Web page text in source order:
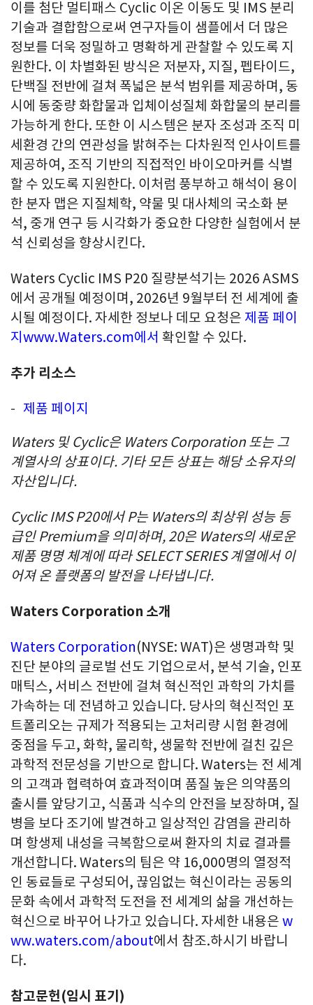
이를 첨단 멀티패스 Cyclic 이온 이동도 및 IMS 분리
기술과 결합함으로써 연구자들이 샘플에서 더 많은
정보를 더욱 정밀하고 명확하게 관찰할 수 있도록 지
원한다. 이 차별화된 방식은 저분자, 지질, 펩타이드,
단백질 전반에 걸쳐 폭넓은 분석 범위를 제공하며, 동
시에 동중량 화합물과 입체이성질체 화합물의 분리를
가능하게 한다. 또한 이 시스템은 분자 조성과 조직 미
세환경 간의 연관성을 밝혀주는 다차원적 인사이트를
제공하여, 조직 기반의 직접적인 바이오마커를 식별
할 수 있도록 지원한다. 이처럼 풍부하고 해석이 용이
한 분자 맵은 지질체학, 약물 및 대사체의 국소화 분
석, 중개 연구 등 시각화가 중요한 다양한 실험에서 분
석 신뢰성을 향상시킨다.
Waters Cyclic IMS P20 질량분석기는 2026 ASMS
에서 공개될 예정이며, 2026년 9월부터 전 세계에 출
시될 예정이다. 자세한 정보나 데모 요청은 제품 페이
지 www.Waters.com에서 확인할 수 있다.
추가 리소스
제품 페이지
Waters 및 Cyclic은 Waters Corporation 또는 그
계열사의 상표이다. 기타 모든 상표는 해당 소유자의
자산입니다.
Cyclic IMS P20에서 P는 Waters의 최상위 성능 등
급인 Premium을 의미하며, 20은 Waters의 새로운
제품 명명 체계에 따라 SELECT SERIES 계열에서 이
어져 온 플랫폼의 발전을 나타냅니다.
Waters Corporation 소개
Waters Corporation(NYSE: WAT)은 생명과학 및
진단 분야의 글로벌 선도 기업으로서, 분석 기술, 인포
매틱스, 서비스 전반에 걸쳐 혁신적인 과학의 가치를
가속하는 데 전념하고 있습니다. 당사의 혁신적인 포
트폴리오는 규제가 적용되는 고처리량 시험 환경에
중점을 두고, 화학, 물리학, 생물학 전반에 걸친 깊은
과학적 전문성을 기반으로 합니다. Waters는 전 세계
의 고객과 협력하여 효과적이며 품질 높은 의약품의
출시를 앞당기고, 식품과 식수의 안전을 보장하며, 질
병을 보다 조기에 발견하고 일상적인 감염을 관리하
며 항생제 내성을 극복함으로써 환자의 치료 결과를
개선합니다. Waters의 팀은 약 16,000명의 열정적
인 동료들로 구성되어, 끊임없는 혁신이라는 공동의
문화 속에서 과학적 도전을 전 세계의 삶을 개선하는
혁신으로 바꾸어 나가고 있습니다. 자세한 내용은 w
ww.waters.com/about에서 참조.하시기 바랍니
다.
참고문헌(임시 표기)